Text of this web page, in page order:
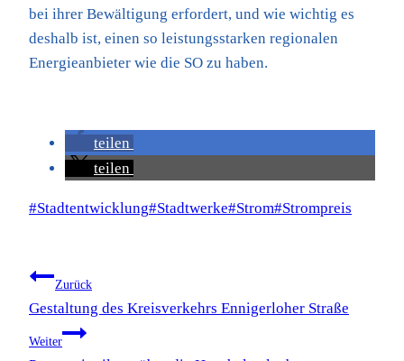
bei ihrer Bewältigung erfordert, und wie wichtig es
deshalb ist, einen so leistungsstarken regionalen
Energieanbieter wie die SO zu haben.
teilen
teilen
Schlagworte:
#Stadtentwicklung#Stadtwerke#Strom#Strompreis
Beitragsnavigation
Zurück
Gestaltung des Kreisverkehrs Ennigerloher Straße
Weiter